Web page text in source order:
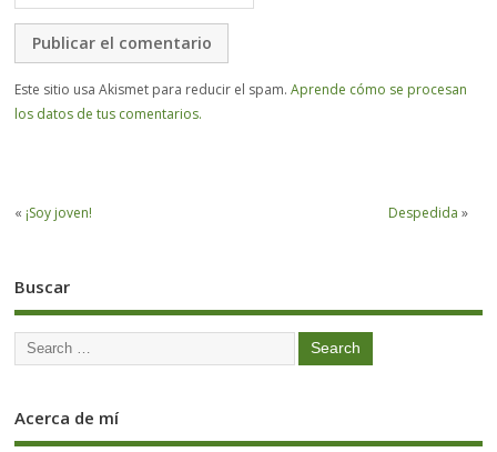
Este sitio usa Akismet para reducir el spam.Aprende cómo se procesan
los datos de tus comentarios.
« ¡Soy joven! Despedida »
Buscar
Acerca de mí